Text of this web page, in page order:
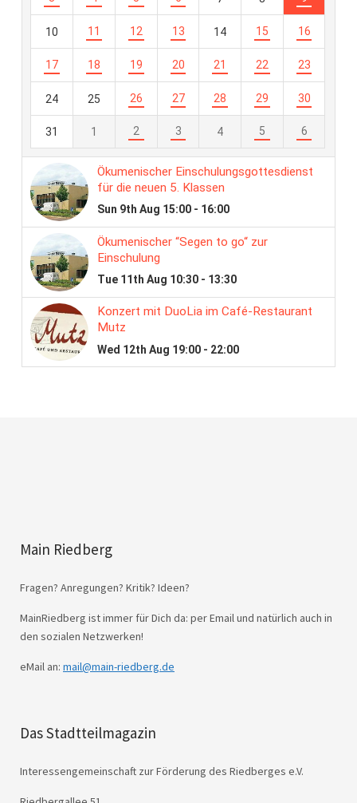
Main Riedberg
Fragen? Anregungen? Kritik? Ideen?
MainRiedberg ist immer für Dich da: per Email und natürlich auch in
den sozialen Netzwerken!
eMail an: mail@main-riedberg.de
Das Stadtteilmagazin
Interessengemeinschaft zur Förderung des Riedberges e.V.